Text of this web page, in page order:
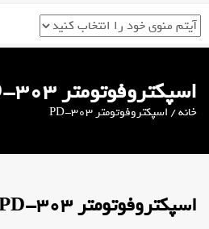
اسپکتروفوتومتر PD-303
خانه/ اسپکتروفوتومتر PD-303
اسپکتروفوتومتر PD-303